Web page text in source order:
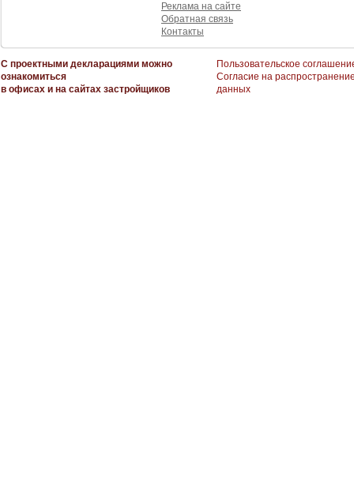
Реклама на сайте
Обратная связь
Контакты
С проектными декларациями можно
ознакомиться
в офисах и на сайтах застройщиков
Пользовательское
Согласие на
данных